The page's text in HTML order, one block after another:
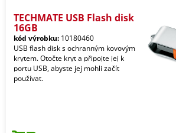
TECHMATE USB Flash disk
16GB
kód výrobku: 10180460
USB flash disk s ochranným kovovým
krytem. Otočte kryt a připojte jej k
portu USB, abyste jej mohli začít
používat.